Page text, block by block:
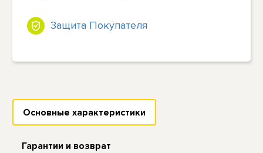
Защита Покупателя
Основные характеристики
Гарантии и возврат